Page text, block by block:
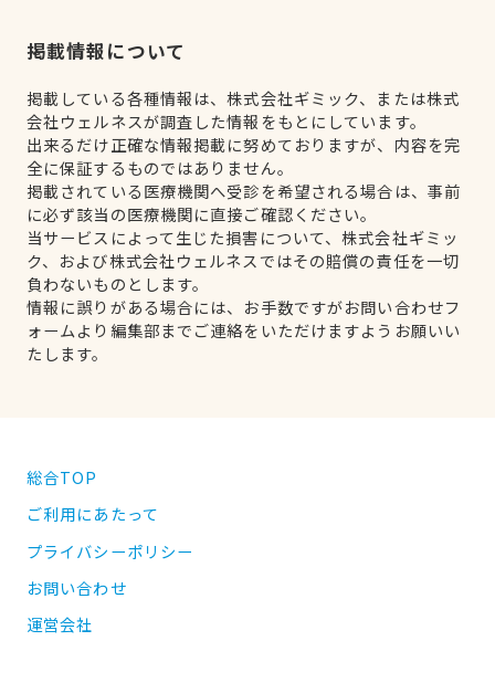
掲載情報について
掲載している各種情報は、株式会社ギミック、または株式
会社ウェルネスが調査した情報をもとにしています。
出来るだけ正確な情報掲載に努めておりますが、内容を完
全に保証するものではありません。
掲載されている医療機関へ受診を希望される場合は、事前
に必ず該当の医療機関に直接ご確認ください。
当サービスによって生じた損害について、株式会社ギミッ
ク、および株式会社ウェルネスではその賠償の責任を一切
負わないものとします。
情報に誤りがある場合には、お手数ですがお問い合わせフ
ォームより編集部までご連絡をいただけますようお願いい
たします。
総合TOP
ご利用にあたって
プライバシーポリシー
お問い合わせ
運営会社